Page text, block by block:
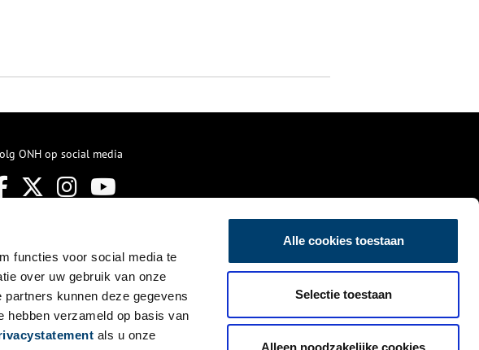
functies voor social media te
over uw gebruik van onze
kunnen deze gegevens
hebben verzameld op basis van
als u onze
Alle cookies toestaan
Selectie toestaan
Alleen noodzakelijke cookies
ONH op social media